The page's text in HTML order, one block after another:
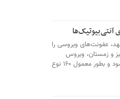
عفونت‌های ویروسی را
و زمستان، ویروس
سرماخوردگی به‌عنوان رایج‌ترین عامل عفونت تنفسی شناخته می‌شود و بطور معمول ۱۶۰ نوع